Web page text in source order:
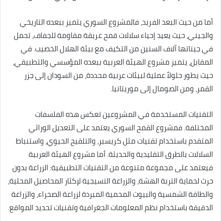
أما من حيث البعد الفريد، فالمشروع السوري يتميز ببعده التاريخي
والجيني، حيث يعيد إحياء سلالات قمح عريقة مقاومة للجفاف، تحمل
في جيناتها آلاف السنين من التكيف مع بيئة الهلال الخصيب. في
المقابل، يتميز مشروع الهيئة العربية ببعده المؤسسي والتطبيقي،
حيث يطور حلولاً عملية لبيئات عربية محددة، من السودان إلى جزر
القمر، ومن الصومال إلى موريتانيا.
التقنيات المستخدمة في المشروعين تعكس هذه الفلسفات
المختلفة. فمشروع القمح السوري يعتمد على التعديل الوراثي
المتقدم باستخدام تقنيات مثل كريسبر، والتلقيح الحيوي، واستنباط
السلالات بالطرق التقليدية والحديثة. أما مشروع الهيئة العربية
فيعتمد على مجموعة متنوعة من التقنيات التطبيقية: الزراعة بدون
حرث لحماية التربة الهشة، والزراعة النسيجية لإكثار المحاصيل المحلية،
والطاقة الشمسية والبيوت المحمية المبردة لزراعة الصحراء، والزراعة
الدقيقة باستخدام نظم المعلومات الجغرافية وتقنيات تحديد المواقع.